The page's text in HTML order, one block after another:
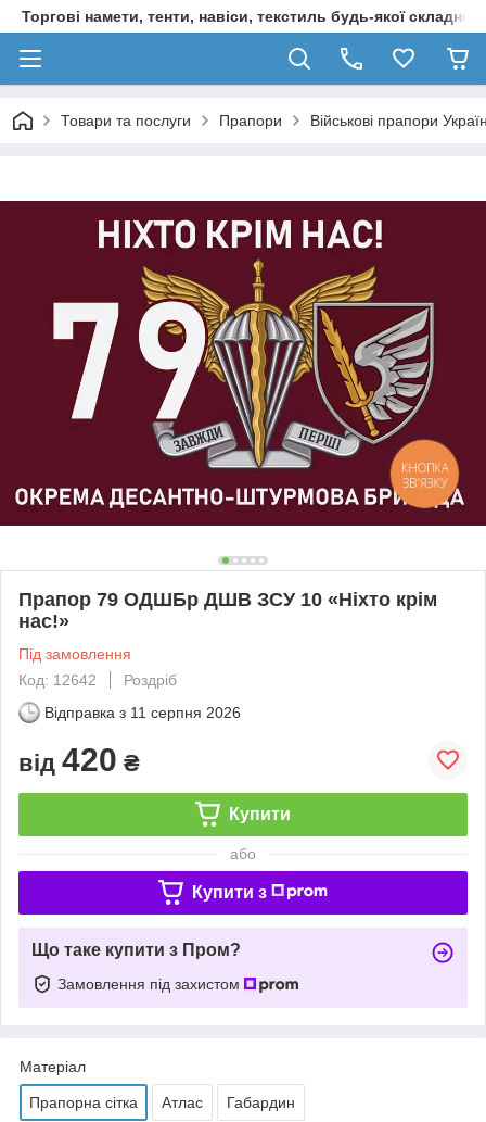
Торгові намети, тенти, навіси, текстиль будь-якої
Товари та послуги Прапори Військові прапори
Прапор 79 ОДШБр ДШВ ЗСУ 10 «Ніхто крім
нас!»
Під замовлення
Код: 12642
Роздріб
Відправка з 11 серпня 2026
від 420 ₴
Купити
або
Купити з
Що таке купити з Пром?
Замовлення під захистом
Матеріал
Прапорна сітка Атлас Габардин
КНОПКА
ЗВ'ЯЗКУ